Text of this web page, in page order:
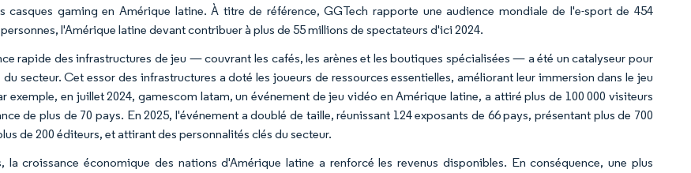
casques gaming en Amérique latine. À titre de référence, GGTech rapporte une audience mondiale de l'e-sport de 454
l'Amérique latine devant contribuer à plus de 55 millions de spectateurs d'ici 2024.
rapide des infrastructures de jeu — couvrant les cafés, les arènes et les boutiques spécialisées — a été un catalyseur pour
du secteur. Cet essor des infrastructures a doté les joueurs de ressources essentielles, améliorant leur immersion dans le jeu
exemple, en juillet 2024, gamescom latam, un événement de jeu vidéo en Amérique latine, a attiré plus de 100 000 visiteurs
de plus de 70 pays. En 2025, l'événement a doublé de taille, réunissant 124 exposants de 66 pays, présentant plus de 700
de 200 éditeurs, et attirant des personnalités clés du secteur.
la croissance économique des nations d'Amérique latine a renforcé les revenus disponibles. En conséquence, une plus